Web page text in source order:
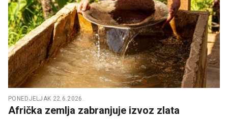
PONEDJELJAK 22.6.2026.
Afrička zemlja zabranjuje izvoz zlata